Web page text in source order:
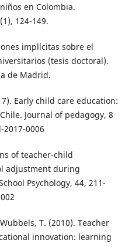
en Colombia.
124-149.
implícitas sobre el
(tesis doctoral).
de Madrid.
Early child care education:
Journal of pedagogy, 8
2017-0006
of teacher-child
adjustment during
Psychology, 44, 211-
T. (2010). Teacher
innovation: learning